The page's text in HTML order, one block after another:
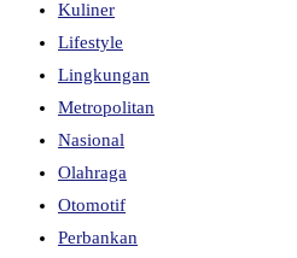
Kuliner
Lifestyle
Lingkungan
Metropolitan
Nasional
Olahraga
Otomotif
Perbankan